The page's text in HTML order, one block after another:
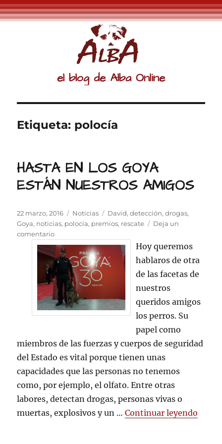
el blog de Alba Online
Etiqueta: polocía
HASTA EN LOS GOYA
ESTÁN NUESTROS AMIGOS
Publicado
el
22 marzo, 2016 Categorías
Noticias Etiquetas
David,detección,drogas,
Goya, noticias, polocía, premios, rescate
Deja un
comentarioen
HASTA
EN
LOS
GOYA
ESTÁN
NUESTROS
AMIGOS
Hoy queremos
hablaros de otra
de las facetas de
nuestros
queridos amigos
los perros. Su
papel como
miembros de las fuerzas y cuerpos de seguridad
del Estado es vital porque tienen unas
capacidades que las personas no tenemos
como, por ejemplo, el olfato. Entre otras
labores, detectan drogas, personas vivas o
muertas, explosivos y un …Continuar leyendo